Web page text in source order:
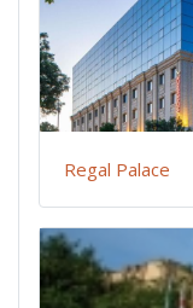
Regal Palace